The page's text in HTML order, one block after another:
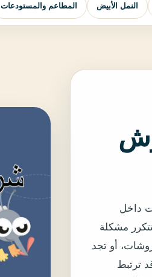
النمل الأبيض المطاعم والمستودعات
داخل
مشكلة
أو تجد
ترتبط